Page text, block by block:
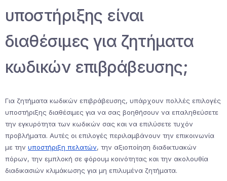
υποστήριξης είναι
διαθέσιμες για ζητήματα
κωδικών επιβράβευσης;
Για ζητήματα κωδικών επιβράβευσης, υπάρχουν πολλές επιλογές
υποστήριξης διαθέσιμες για να σας βοηθήσουν να επαληθεύσετε
την εγκυρότητα των κωδικών σας και να επιλύσετε τυχόν
προβλήματα. Αυτές οι επιλογές περιλαμβάνουν την επικοινωνία
με την υποστήριξη πελατών, την αξιοποίηση διαδικτυακών
πόρων, την εμπλοκή σε φόρουμ κοινότητας και την ακολουθία
διαδικασιών κλιμάκωσης για μη επιλυμένα ζητήματα.